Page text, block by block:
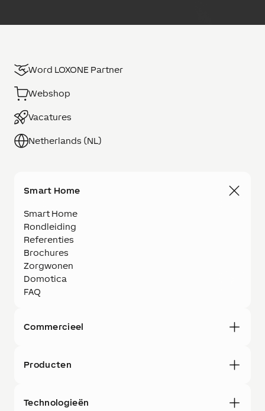
Word LOXONE Partner
Webshop
Vacatures
Netherlands (NL)
Smart Home
Smart Home
Rondleiding
Referenties
Brochures
Zorgwonen
Domotica
FAQ
Commercieel
Producten
Technologieën